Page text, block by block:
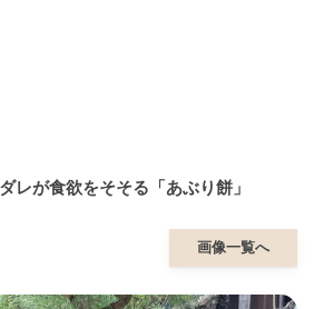
レが食欲をそそる「あぶり餅」
画像一覧へ